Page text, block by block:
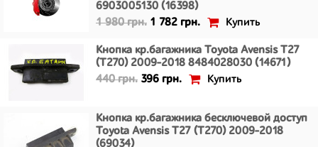
6903005130 (16398)
1 980 грн. 1 782 грн. Купить
Кнопка кр.багажника Toyota Avensis T27
(T270) 2009-2018 8484028030 (14671)
440 грн. 396 грн. Купить
Кнопка кр.багажника бесключевой доступ
Toyota Avensis T27 (T270) 2009-2018
(69034)